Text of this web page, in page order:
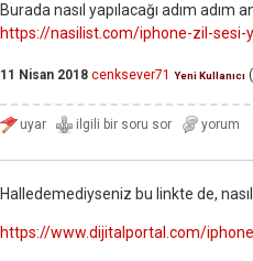
Burada nasıl yapılacağı adım adım
https://nasilist.com/iphone-zil-sesi-
11 Nisan 2018 cenksever71 Yeni Kullanıcı (
Halledemediyseniz bu linkte de,
https://www.dijitalportal.com/